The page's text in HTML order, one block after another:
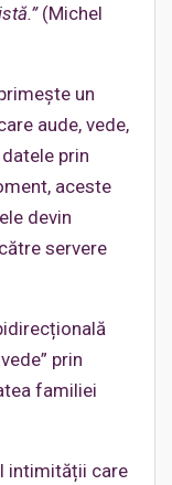
”(Michel
un
aude, vede,
prin
aceste
devin
servere
prin
familiei
intimității care